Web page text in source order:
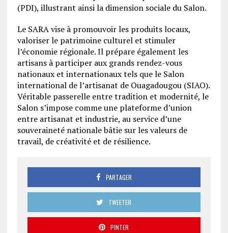
(PDI), illustrant ainsi la dimension sociale du Salon.
Le SARA vise à promouvoir les produits locaux,
valoriser le patrimoine culturel et stimuler
l’économie régionale. Il prépare également les
artisans à participer aux grands rendez-vous
nationaux et internationaux tels que le Salon
international de l’artisanat de Ouagadougou (SIAO).
Véritable passerelle entre tradition et modernité, le
Salon s’impose comme une plateforme d’union
entre artisanat et industrie, au service d’une
souveraineté nationale bâtie sur les valeurs de
travail, de créativité et de résilience.
PARTAGER
TWEETER
PINTER